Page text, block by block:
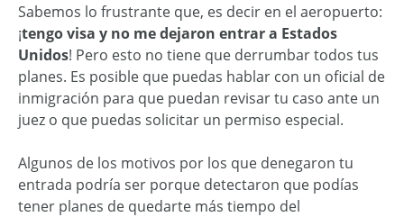
Sabemos lo frustrante que, es decir en el aeropuerto:
¡tengo visa y no me dejaron entrar a Estados
Unidos! Pero esto no tiene que derrumbar todos tus
planes. Es posible que puedas hablar con un oficial de
inmigración para que puedan revisar tu caso ante un
juez o que puedas solicitar un permiso especial.
Algunos de los motivos por los que denegaron tu
entrada podría ser porque detectaron que podías
tener planes de quedarte más tiempo del